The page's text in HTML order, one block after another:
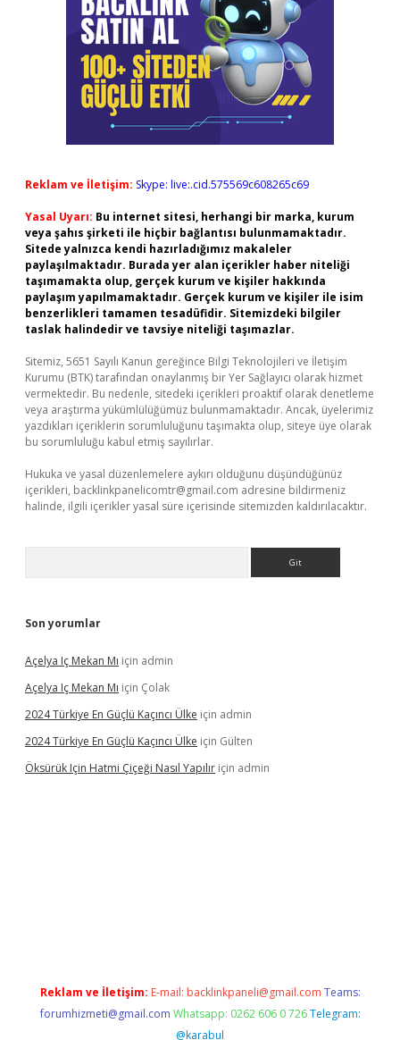
Reklam ve İletişim: Skype: live:.cid.575569c608265c69
Yasal Uyarı: Bu internet sitesi, herhangi bir marka, kurum
veya şahıs şirketi ile hiçbir bağlantısı bulunmamaktadır.
Sitede yalnızca kendi hazırladığımız makaleler
paylaşılmaktadır. Burada yer alan içerikler haber niteliği
taşımamakta olup, gerçek kurum ve kişiler hakkında
paylaşım yapılmamaktadır. Gerçek kurum ve kişiler ile isim
benzerlikleri tamamen tesadüfidir. Sitemizdeki bilgiler
taslak halindedir ve tavsiye niteliği taşımazlar.
Sitemiz, 5651 Sayılı Kanun gereğince Bilgi Teknolojileri ve İletişim
Kurumu (BTK) tarafından onaylanmış bir Yer Sağlayıcı olarak hizmet
vermektedir. Bu nedenle, sitedeki içerikleri proaktif olarak denetleme
veya araştırma yükümlülüğümüz bulunmamaktadır. Ancak, üyelerimiz
yazdıkları içeriklerin sorumluluğunu taşımakta olup, siteye üye olarak
bu sorumluluğu kabul etmiş sayılırlar.
Hukuka ve yasal düzenlemelere aykırı olduğunu düşündüğünüz
içerikleri, backlinkpanelicomtr@gmail.com adresine bildirmeniz
halinde, ilgili içerikler yasal süre içerisinde sitemizden kaldırılacaktır.
Son yorumlar
Açelya Iç Mekan Mı için admin
Açelya Iç Mekan Mı için Çolak
2024 Türkiye En Güçlü Kaçıncı Ülke için admin
2024 Türkiye En Güçlü Kaçıncı Ülke için Gülten
Öksürük Için Hatmi Çiçeği Nasıl Yapılır için admin
Reklam ve İletişim: E-mail: backlinkpaneli@gmail.com Teams:
forumhizmeti@gmail.com Whatsapp: 0262 606 0 726 Telegram:
@karabul